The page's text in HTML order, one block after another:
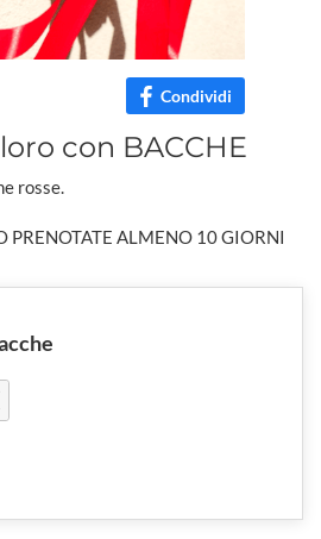
Condividi
con BACCHE
rosse.
PRENOTATE ALMENO 10 GIORNI